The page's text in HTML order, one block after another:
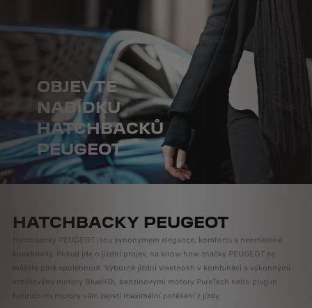
OBJEVTE
NABÍDKU
HATCHBACKŮ
PEUGEOT
HATCHBACKY PEUGEOT
Hatchbacky PEUGEOT jsou synonymem elegance, komfortu a neomezené
konektivity. Pokud jde o jízdní projev, na know-how značky PEUGEOT se
můžete plně spolehnout. Výborné jízdní vlastnosti v kombinaci s výkonnými
vznětovými motory BlueHDi, benzinovými motory PureTech nebo plug-in
hybridními motory vám zajistí maximální potěšení z jízdy.